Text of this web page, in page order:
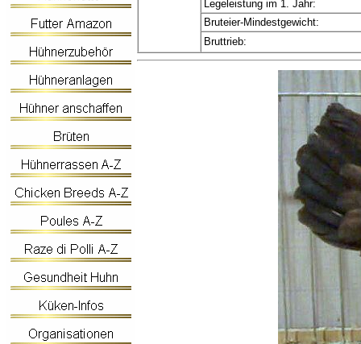
Legeleistung im 1. Jahr:
Bruteier-Mindestgewicht:
Bruttrieb: